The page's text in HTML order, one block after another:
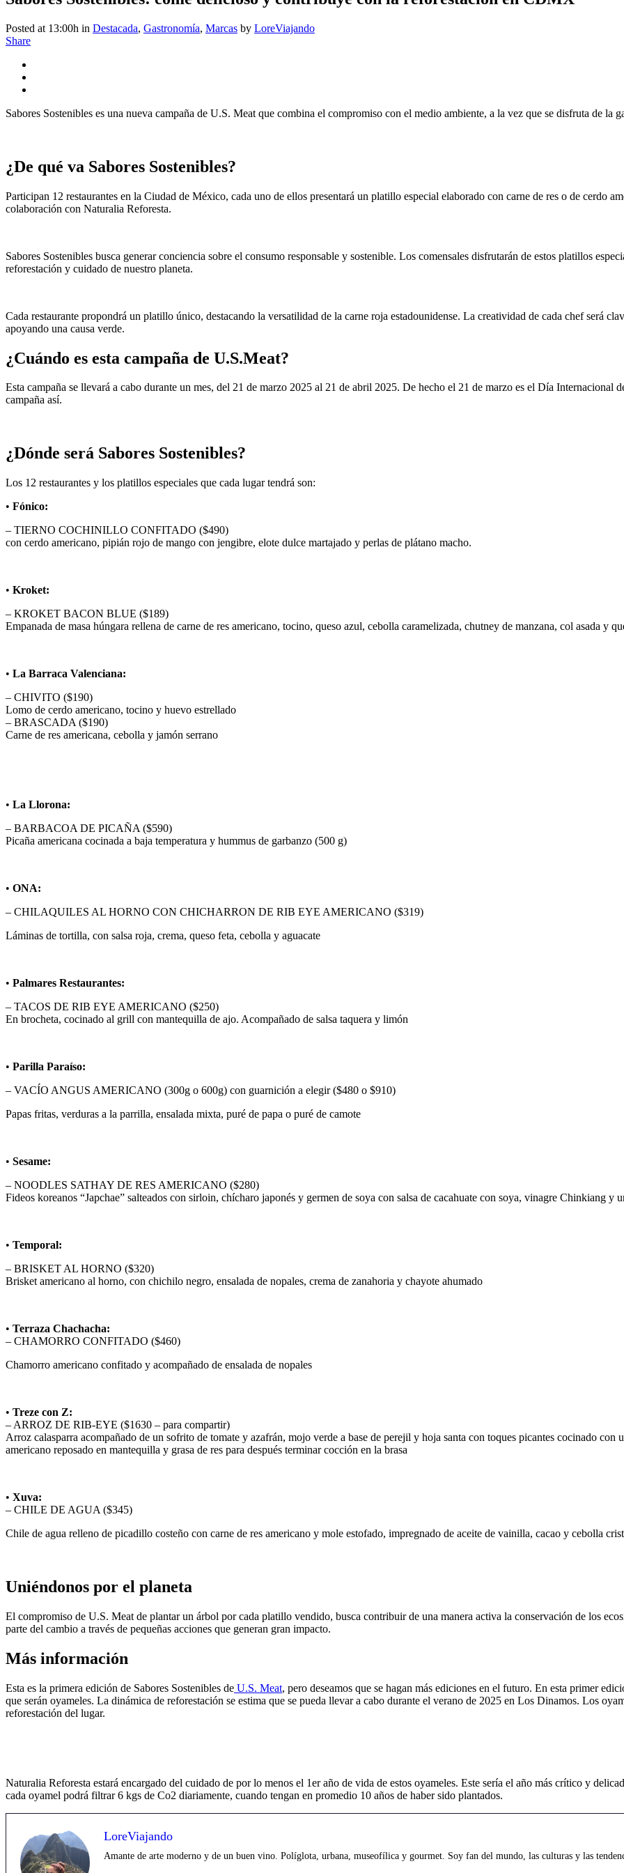
Posted at 13:00h in Destacada, Gastronomía, Marcas by LoreViajando
Share
Sabores Sostenibles es una nueva campaña de U.S. Meat que combina el compromiso con el medio ambiente, a la vez que se disfruta de la
¿De qué va Sabores Sostenibles?
Participan 12 restaurantes en la Ciudad de México, cada uno de ellos presentará un platillo especial elaborado con carne de res o de cerdo
colaboración con Naturalia Reforesta.
Sabores Sostenibles busca generar conciencia sobre el consumo responsable y sostenible. Los comensales disfrutarán de estos platillos
reforestación y cuidado de nuestro planeta.
Cada restaurante propondrá un platillo único, destacando la versatilidad de la carne roja estadounidense. La creatividad de cada chef será
apoyando una causa verde.
¿Cuándo es esta campaña de U.S.Meat?
Esta campaña se llevará a cabo durante un mes, del 21 de marzo 2025 al 21 de abril 2025. De hecho el 21 de marzo es el Día Internacional
campaña así.
¿Dónde será Sabores Sostenibles?
Los 12 restaurantes y los platillos especiales que cada lugar tendrá son:
• Fónico:
– TIERNO COCHINILLO CONFITADO ($490)
con cerdo americano, pipián rojo de mango con jengibre, elote dulce martajado y perlas de plátano macho.
• Kroket:
– KROKET BACON BLUE ($189)
Empanada de masa húngara rellena de carne de res americano, tocino, queso azul, cebolla caramelizada, chutney de manzana, col asada y
• La Barraca Valenciana:
– CHIVITO ($190)
Lomo de cerdo americano, tocino y huevo estrellado
– BRASCADA ($190)
Carne de res americana, cebolla y jamón serrano
• La Llorona:
– BARBACOA DE PICAÑA ($590)
Picaña americana cocinada a baja temperatura y hummus de garbanzo (500 g)
• ONA:
– CHILAQUILES AL HORNO CON CHICHARRON DE RIB EYE AMERICANO ($319)
Láminas de tortilla, con salsa roja, crema, queso feta, cebolla y aguacate
• Palmares Restaurantes:
– TACOS DE RIB EYE AMERICANO ($250)
En brocheta, cocinado al grill con mantequilla de ajo. Acompañado de salsa taquera y limón
• Parilla Paraíso:
– VACÍO ANGUS AMERICANO (300g o 600g) con guarnición a elegir ($480 o $910)
Papas fritas, verduras a la parrilla, ensalada mixta, puré de papa o puré de camote
• Sesame:
– NOODLES SATHAY DE RES AMERICANO ($280)
Fideos koreanos “Japchae” salteados con sirloin, chícharo japonés y germen de soya con salsa de cacahuate con soya, vinagre Chinkiang y
• Temporal:
– BRISKET AL HORNO ($320)
Brisket americano al horno, con chichilo negro, ensalada de nopales, crema de zanahoria y chayote ahumado
• Terraza Chachacha:
– CHAMORRO CONFITADO ($460)
Chamorro americano confitado y acompañado de ensalada de nopales
• Treze con Z:
– ARROZ DE RIB-EYE ($1630 – para compartir)
Arroz calasparra acompañado de un sofrito de tomate y azafrán, mojo verde a base de perejil y hoja santa con toques picantes cocinado
americano reposado en mantequilla y grasa de res para después terminar cocción en la brasa
• Xuva:
– CHILE DE AGUA ($345)
Chile de agua relleno de picadillo costeño con carne de res americano y mole estofado, impregnado de aceite de vainilla, cacao y cebolla
Uniéndonos por el planeta
El compromiso de U.S. Meat de plantar un árbol por cada platillo vendido, busca contribuir de una manera activa la conservación de los
parte del cambio a través de pequeñas acciones que generan gran impacto.
Más información
Esta es la primera edición de Sabores Sostenibles de U.S. Meat, pero deseamos que se hagan más ediciones en el futuro. En esta primer
que serán oyameles. La dinámica de reforestación se estima que se pueda llevar a cabo durante el verano de 2025 en Los Dinamos. Los
reforestación del lugar.
Naturalia Reforesta estará encargado del cuidado de por lo menos el 1er año de vida de estos oyameles. Este sería el año más crítico y
cada oyamel podrá filtrar 6 kgs de Co2 diariamente, cuando tengan en promedio 10 años de haber sido plantados.
LoreViajando
Amante de arte moderno y de un buen vino. Políglota, urbana, museofílica y gourmet. Soy fan del mundo, las culturas y las